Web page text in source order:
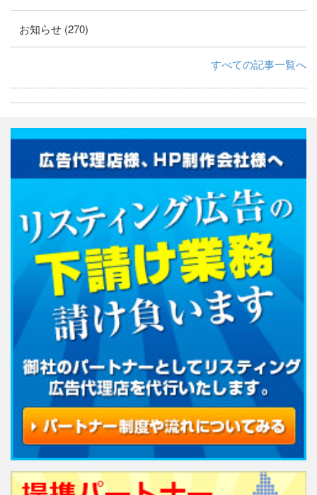
お知らせ (270)
すべての記事一覧へ